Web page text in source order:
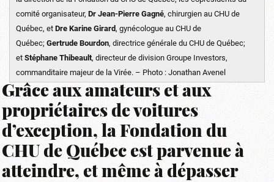
comité organisateur, Dr Jean-Pierre Gagné, chirurgien au CHU de
Québec, etDre Karine Girard, gynécologue au CHU de
Québec; Gertrude Bourdon, directrice générale du CHU de Québec;
etStéphane Thibeault, directeur de division Groupe Investors,
commanditaire majeur de la Virée. – Photo : Jonathan Avenel
Grâce aux amateurs et aux
propriétaires de voitures
d’exception, la Fondation du
CHU de Québec est parvenue à
atteindre, et même à dépasser